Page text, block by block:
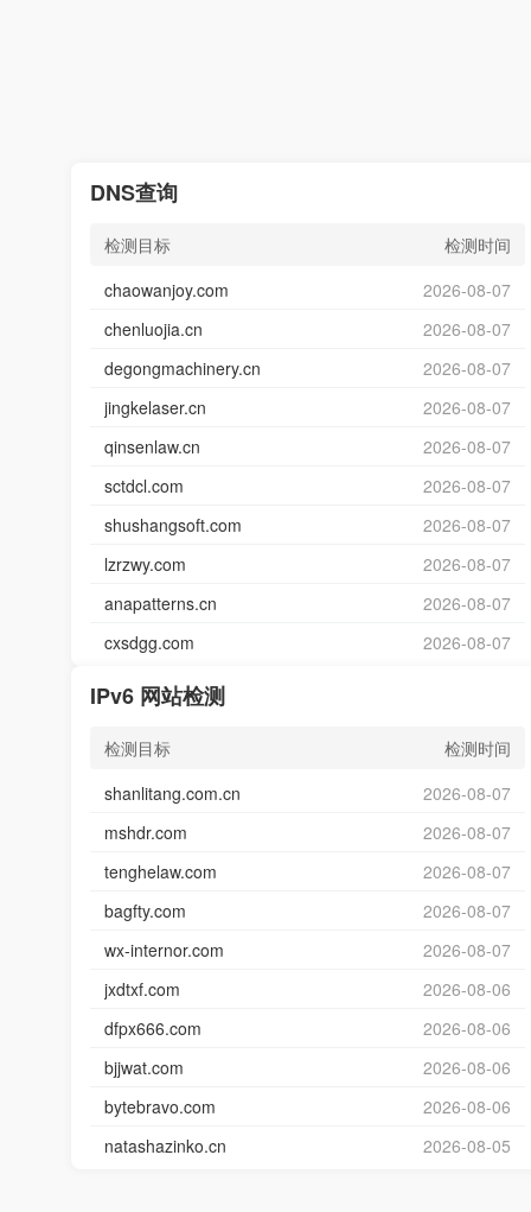
DNS查询
检测目标
检测时间
chaowanjoy.com
2026-08-07
chenluojia.cn
2026-08-07
degongmachinery.cn
2026-08-07
jingkelaser.cn
2026-08-07
qinsenlaw.cn
2026-08-07
sctdcl.com
2026-08-07
shushangsoft.com
2026-08-07
lzrzwy.com
2026-08-07
anapatterns.cn
2026-08-07
cxsdgg.com
2026-08-07
IPv6 网站检测
检测目标
检测时间
shanlitang.com.cn
2026-08-07
mshdr.com
2026-08-07
tenghelaw.com
2026-08-07
bagfty.com
2026-08-07
wx-internor.com
2026-08-07
jxdtxf.com
2026-08-06
dfpx666.com
2026-08-06
bjjwat.com
2026-08-06
bytebravo.com
2026-08-06
natashazinko.cn
2026-08-05